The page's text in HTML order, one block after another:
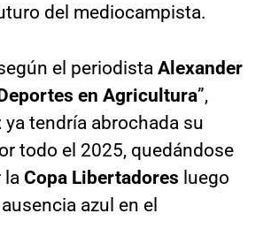
del mediocampista.
el periodista Alexander
en Agricultura”,
ya tendría abrochada su
todo el 2025, quedándose
la Copa Libertadores luego
azul en el